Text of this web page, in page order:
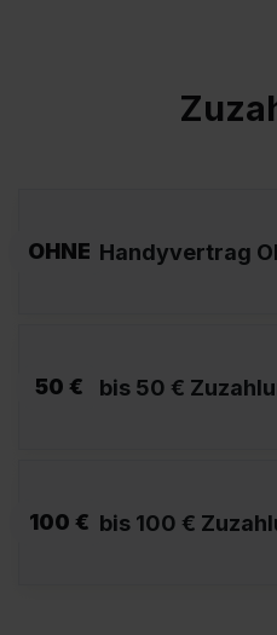
OHNE Handyvertrag
50 € bis 50 €
100 € bis 100 €